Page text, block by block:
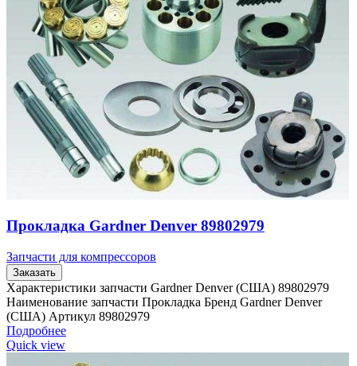
Прокладка Gardner Denver 89802979
Запчасти для компрессоров
Заказать
Характеристики запчасти Gardner Denver (США) 89802979
Наименование запчасти Прокладка Бренд Gardner Denver
(США) Артикул 89802979
Подробнее
Quick view